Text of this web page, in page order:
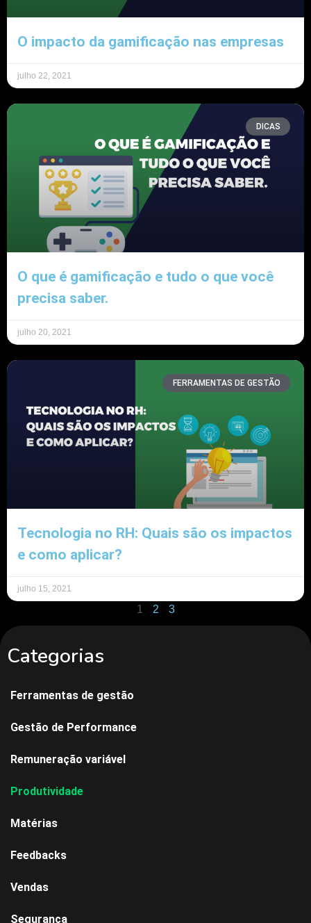
O impacto da gamificação nas empresas
julho 22, 2021
DICAS
O que é gamificação e tudo o que você
precisa saber.
julho 20, 2021
FERRAMENTAS DE GESTÃO
Tecnologia no RH: Quais são os impactos
e como aplicar?
julho 15, 2021
1 2 3
Categorias
Ferramentas de gestão
Gestão de Performance
Remuneração variável
Produtividade
Matérias
Feedbacks
Vendas
Segurança